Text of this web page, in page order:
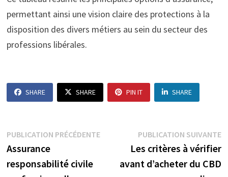
permettant ainsi une vision claire des protections à la
disposition des divers métiers au sein du secteur des
professions libérales.
SHARE SHARE PIN IT SHARE
Navigation
de
PUBLICATION PRÉCÉDENTEPublication
précédente :
Assurance
responsabilité civile
PUBLICATION SUIVANTE
Les critères à vérifier
avant d’acheter du CBD